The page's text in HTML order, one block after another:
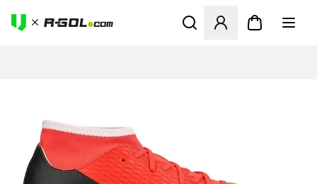
Abre un modal para iniciar